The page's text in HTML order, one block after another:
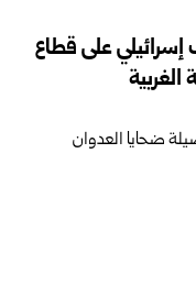
على قطاع